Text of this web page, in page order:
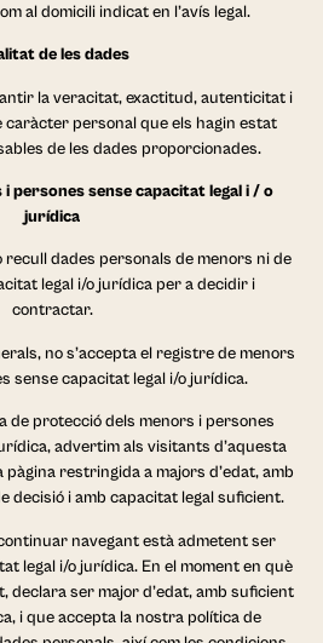
al domicili indicat en l’avís legal.
de les dades
la veracitat, exactitud, autenticitat i
caràcter personal que els hagin estat
de les dades proporcionades.
persones sense capacitat legal i / o
jurídica
recull dades personals de menors ni de
legal i/o jurídica per a decidir i
contractar.
no s’accepta el registre de menors
sense capacitat legal i/o jurídica.
de protecció dels menors i persones
advertim als visitants d’aquesta
pàgina restringida a majors d’edat, amb
decisió i amb capacitat legal suficient.
navegant està admetent ser
legal i/o jurídica. En el moment en què
declara ser major d’edat, amb suficient
i que accepta la nostra política de